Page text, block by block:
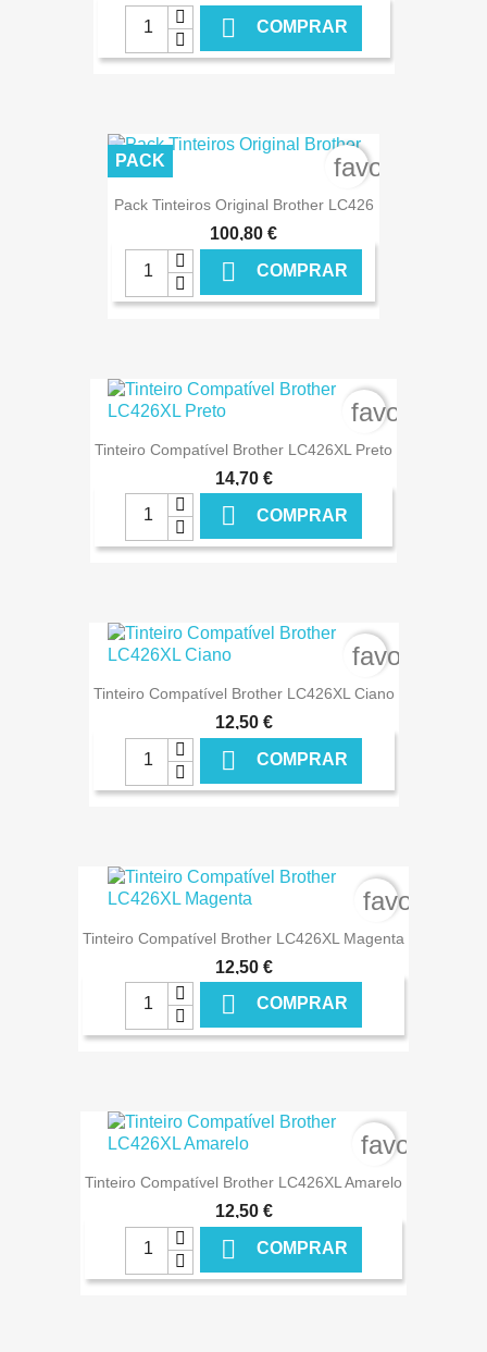
 COMPRAR
€ ONLINE
Pack Tinteiros Original Brother LC426
100,80 €
 COMPRAR
PACK
Tinteiro Compatível Brother LC426XL Preto
14,70 €
 COMPRAR
Tinteiro Compatível Brother LC426XL Ciano
12,50 €
 COMPRAR
Tinteiro Compatível Brother LC426XL Magenta
12,50 €
 COMPRAR
Tinteiro Compatível Brother LC426XL Amarelo
12,50 €
 COMPRAR